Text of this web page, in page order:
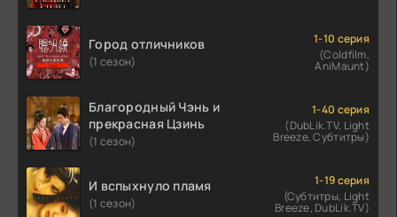
Город отличников
(1 сезон)
1-10 серия
(Coldfilm,
AniMaunt)
Благородный Чэнь и
прекрасная Цзинь
(1 сезон)
1-40 серия
(DubLik.TV, Light
Breeze, Субтитры)
И вспыхнуло пламя
(1 сезон)
1-19 серия
(Субтитры, Light
Breeze, DubLik.TV)